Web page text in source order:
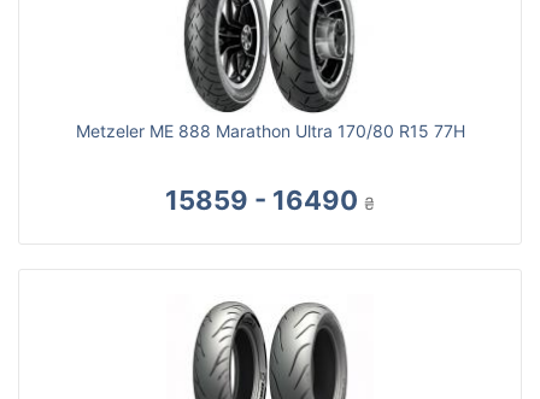
Metzeler ME 888 Marathon Ultra 170/80 R15 77H
15859 - 16490 ₴